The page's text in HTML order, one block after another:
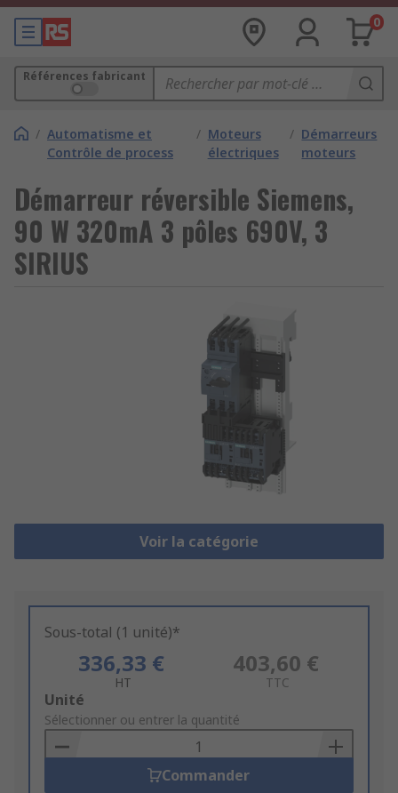
0
Références fabricant
/ Automatisme et
Contrôle de process
/ Moteurs
électriques
/ Démarreurs
moteurs
Démarreur réversible Siemens,
90 W 320mA 3 pôles 690V, 3
SIRIUS
Voir la catégorie
Sous-total (1 unité)*
336,33 €
HT
403,60 €
TTC
Add
to
Basket
Unité
Sélectionner ou entrer la quantité
Commander